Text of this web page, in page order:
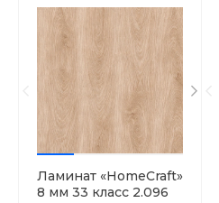
Ламинат «HomeCraft»
8 мм 33 класс 2.096